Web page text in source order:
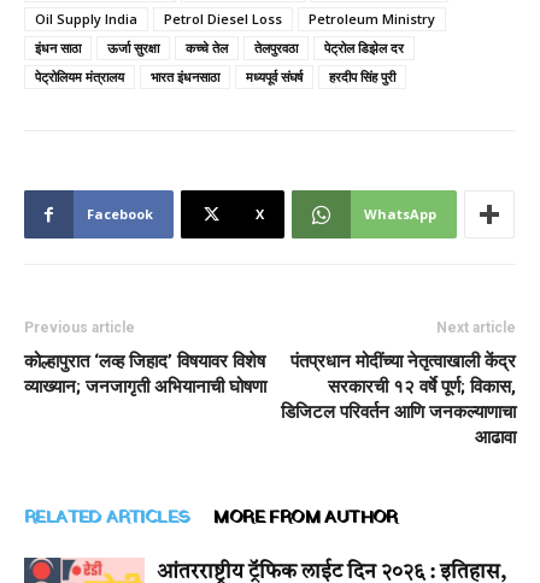
Oil Supply India Petrol Diesel Loss
Petroleum Ministry
इंधन साठा
ऊर्जा सुरक्षा कच्चे तेल तेलपुरवठा
पेट्रोल डिझेल दर
पेट्रोलियम मंत्रालय
भारत इंधनसाठा मध्यपूर्व संघर्ष हरदीप सिंह पुरी
Facebook X WhatsApp
Previous article
कोल्हापुरात ‘लव्ह जिहाद’ विषयावर विशेष
व्याख्यान; जनजागृती अभियानाची घोषणा
Next article
पंतप्रधान मोदींच्या नेतृत्वाखाली केंद्र
सरकारची १२ वर्षे पूर्ण; विकास,
डिजिटल परिवर्तन आणि जनकल्याणाचा
आढावा
RELATED ARTICLES MORE FROM AUTHOR
आंतरराष्ट्रीय ट्रॅफिक लाईट दिन २०२६ : इतिहास,